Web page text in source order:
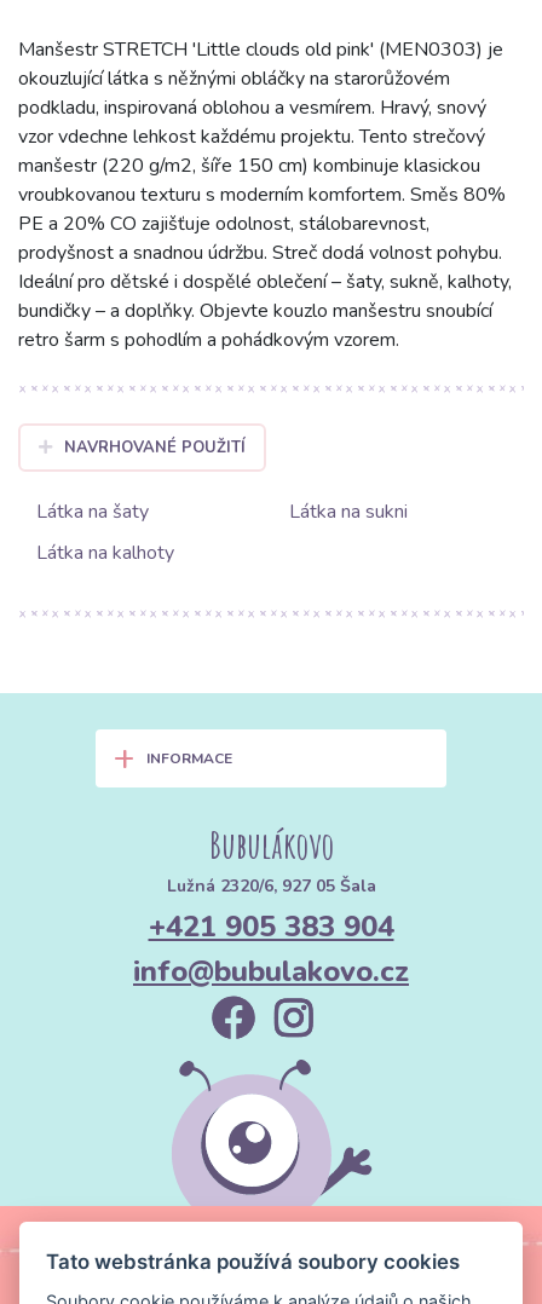
Manšestr STRETCH 'Little clouds old pink' (MEN0303) je
okouzlující látka s něžnými obláčky na starorůžovém
podkladu, inspirovaná oblohou a vesmírem. Hravý, snový
vzor vdechne lehkost každému projektu. Tento strečový
manšestr (220 g/m2, šíře 150 cm) kombinuje klasickou
vroubkovanou texturu s moderním komfortem. Směs 80%
PE a 20% CO zajišťuje odolnost, stálobarevnost,
prodyšnost a snadnou údržbu. Streč dodá volnost pohybu.
Ideální pro dětské i dospělé oblečení – šaty, sukně, kalhoty,
bundičky – a doplňky. Objevte kouzlo manšestru snoubící
retro šarm s pohodlím a pohádkovým vzorem.
NAVRHOVANÉ POUŽITÍ
Látka na šaty
Látka na sukni
Látka na kalhoty
+ INFORMACE
Bubulákovo
Lužná 2320/6, 927 05 Šala
+421 905 383 904
info@bubulakovo.cz
Tato webstránka používá soubory cookies